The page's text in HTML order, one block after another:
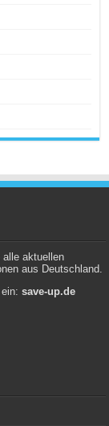
aktuellen
aus Deutschland.
save-up.de